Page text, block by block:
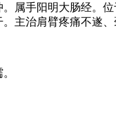
属手阳明大肠经。
主治肩臂疼痛不遂